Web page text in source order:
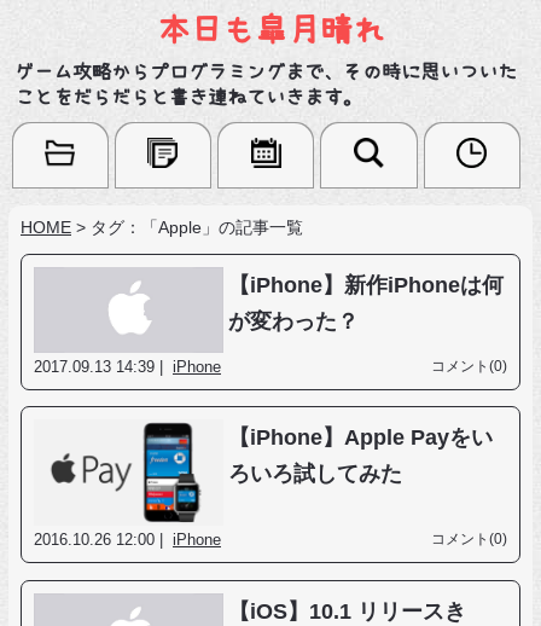
本日も皐月晴れ
ゲーム攻略からプログラミングまで、その時に思いついた
ことをだらだらと書き連ねていきます。
HOME > タグ：「Apple」の記事一覧
【iPhone】新作iPhoneは何
が変わった？
2017.09.13 14:39 | iPhone コメント(0)
【iPhone】Apple Payをい
ろいろ試してみた
2016.10.26 12:00 | iPhone コメント(0)
【iOS】10.1 リリースき